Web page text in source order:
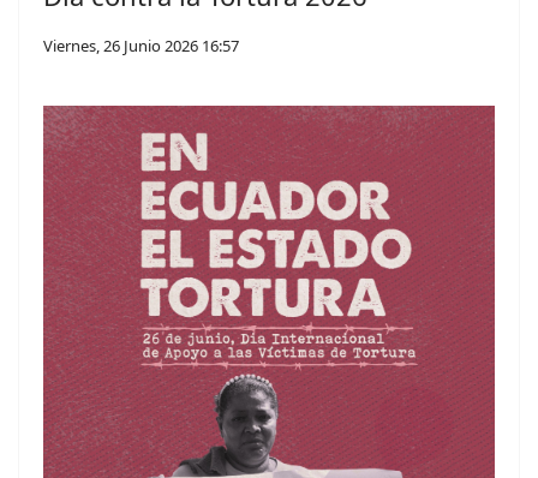
Viernes, 26 Junio 2026 16:57